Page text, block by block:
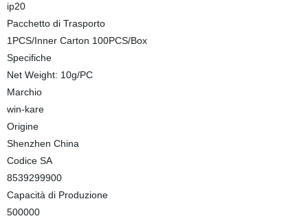
ip20
Pacchetto di Trasporto
1PCS/Inner Carton 100PCS/Box
Specifiche
Net Weight: 10g/PC
Marchio
win-kare
Origine
Shenzhen China
Codice SA
8539299900
Capacità di Produzione
500000